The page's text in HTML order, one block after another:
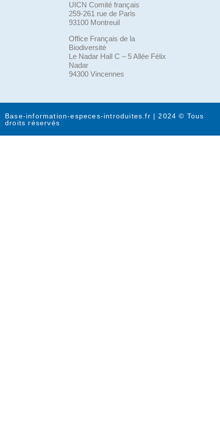
UICN Comité français
259-261 rue de Paris
93100 Montreuil
Office Français de la
Biodiversité
Le Nadar Hall C – 5 Allée Félix
Nadar
94300 Vincennes
Base-information-especes-introduites.fr | 2024 © Tous
droits réservés